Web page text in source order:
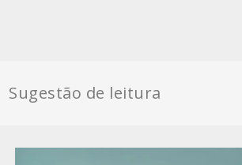
Sugestão de leitura